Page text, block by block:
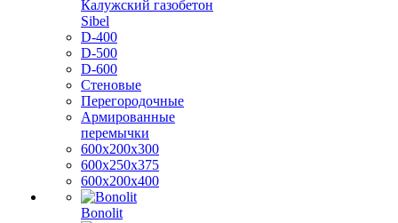
Калужский газобетон
Sibel
D-400
D-500
D-600
Стеновые
Перегородочные
Армированные
перемычки
600х200х300
600х250х375
600х200х400
Bonolit